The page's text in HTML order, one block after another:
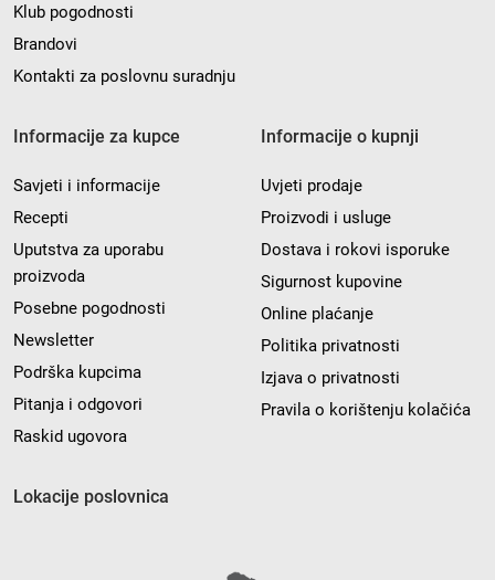
Klub pogodnosti
Brandovi
Kontakti za poslovnu suradnju
Informacije za kupce
Savjeti i informacije
Recepti
Uputstva za uporabu
proizvoda
Posebne pogodnosti
Newsletter
Podrška kupcima
Pitanja i odgovori
Raskid ugovora
Informacije o kupnji
Uvjeti prodaje
Proizvodi i usluge
Dostava i rokovi isporuke
Sigurnost kupovine
Online plaćanje
Politika privatnosti
Izjava o privatnosti
Pravila o korištenju kolačića
Lokacije poslovnica